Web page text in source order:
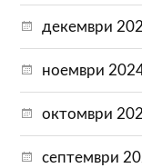
декември
ноември
октомври
септември